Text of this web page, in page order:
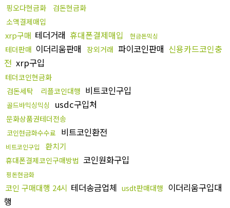
핑오다현금화
검돈현금화
소액결제매입
xrp구매 테더거래 휴대폰결제매입 현금돈믹싱
테더판매 이더리움판매 장외거래 파이코인판매 신용카드코인충
전 xrp구입
테더코인현금화
검돈세탁
리플코인대행 비트코인구입
골드바믹싱믹싱 usdc구입처
문화상품권테더전송
코인현금화수수료 비트코인환전
비트코인구입 환치기
휴대폰결제코인구매방법 코인원화구입
핑돈현금화
코인 구매대행 24시 테더송금업체 usdt판매대행 이더리움구입대
행